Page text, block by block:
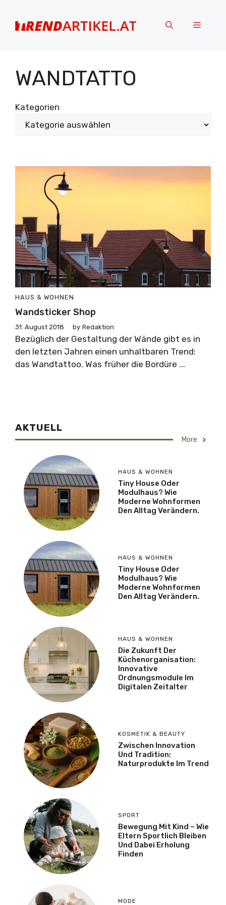
springen
Menü
WANDTATTO
Kategorien
HAUS & WOHNEN
Wandsticker Shop
31. August 2018 by Redaktion
Bezüglich der Gestaltung der Wände gibt es in
den letzten Jahren einen unhaltbaren Trend:
das Wandtattoo. Was früher die Bordüre ...
AKTUELL
More
HAUS & WOHNEN
Tiny House Oder
Modulhaus? Wie
Moderne Wohnformen
Den Alltag Verändern.
HAUS & WOHNEN
Tiny House Oder
Modulhaus? Wie
Moderne Wohnformen
Den Alltag Verändern.
HAUS & WOHNEN
Die Zukunft Der
Küchenorganisation:
Innovative
Ordnungsmodule Im
Digitalen Zeitalter
KOSMETIK & BEAUTY
Zwischen Innovation
Und Tradition:
Naturprodukte Im Trend
SPORT
Bewegung Mit Kind – Wie
Eltern Sportlich Bleiben
Und Dabei Erholung
Finden
MODE